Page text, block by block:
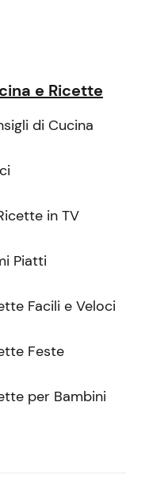
e Ricette
di Cucina
in TV
Piatti
Facili e Veloci
Feste
per Bambini